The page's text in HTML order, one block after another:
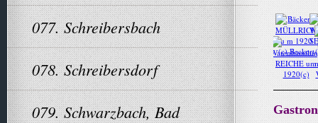
077. Schreibersbach
078. Schreibersdorf
079. Schwarzbach, Bad